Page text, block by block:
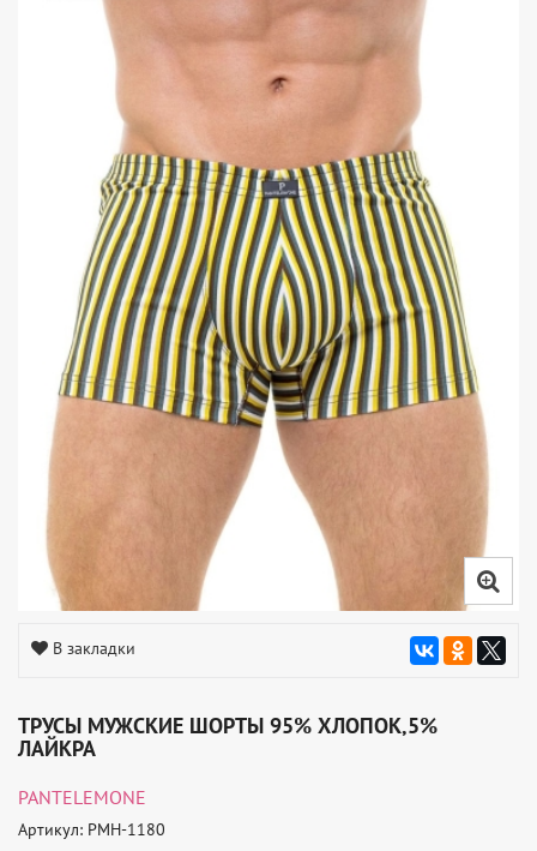
В закладки
ТРУСЫ МУЖСКИЕ ШОРТЫ 95% ХЛОПОК,5%
ЛАЙКРА
PANTELEMONE
Артикул: PMH-1180